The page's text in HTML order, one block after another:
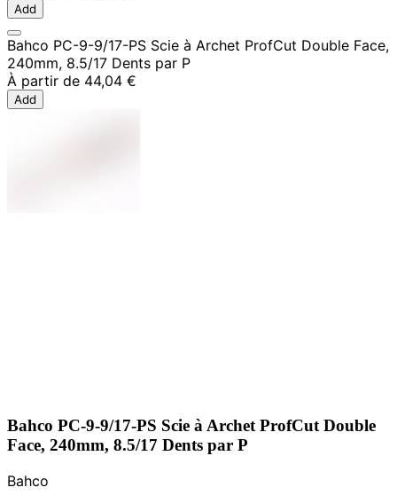
Add
Bahco PC-9-9/17-PS Scie à Archet ProfCut Double Face,
240mm, 8.5/17 Dents par P
À partir de 44,04 €
Add
Bahco PC-9-9/17-PS Scie à Archet ProfCut Double
Face, 240mm, 8.5/17 Dents par P
Bahco